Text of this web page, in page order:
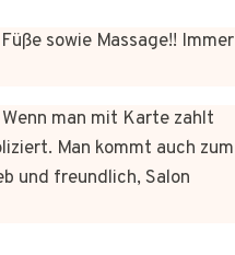
sowie Massage!! Immer
man mit Karte zahlt
Man kommt auch zum
und freundlich, Salon